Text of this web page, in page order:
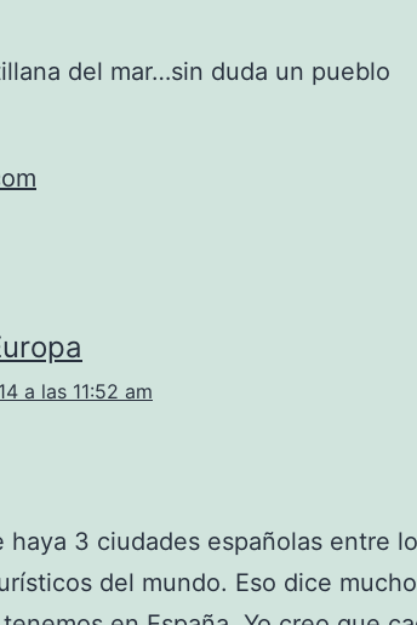
del mar…sin duda un pueblo
a las 11:52 am
haya 3 ciudades españolas entre
del mundo. Eso dice